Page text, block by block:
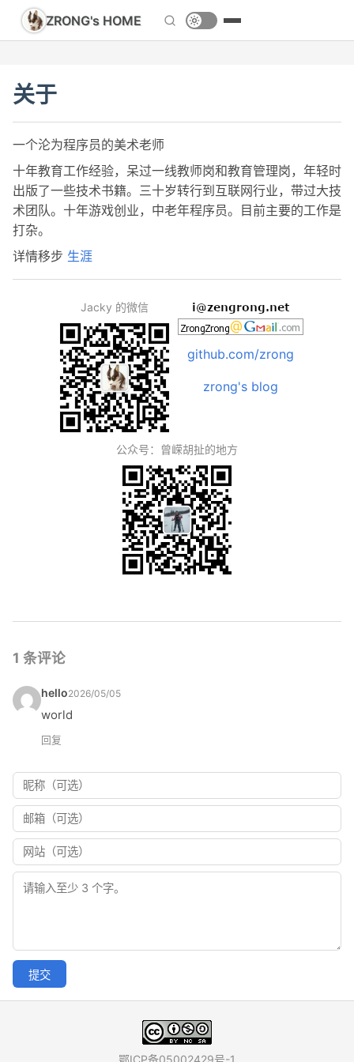
ZRONG's HOME
关于
一个沦为程序员的美术老师
十年教育工作经验，呆过一线教师岗和教育管理岗，年轻时
出版了一些技术书籍。三十岁转行到互联网行业，带过大技
术团队。十年游戏创业，中老年程序员。目前主要的工作是
打杂。
详情移步 生涯
Jacky 的微信
github.com/zrong
zrong's blog
公众号：曾嵘胡扯的地方
1 条评论
hello2026/05/05
world
回复
提交